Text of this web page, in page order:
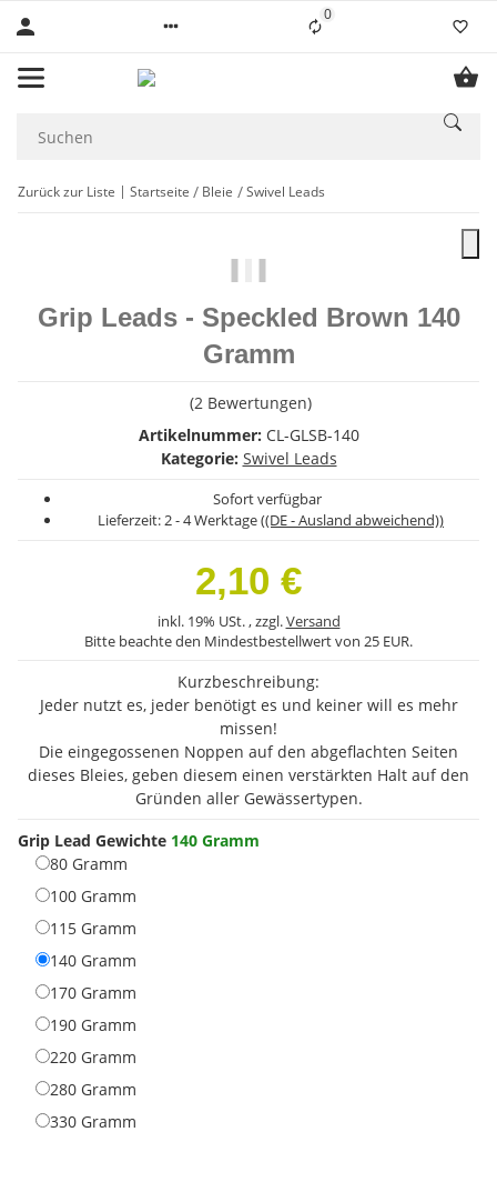
0Liste ist leer
Zurück zur Liste Startseite Bleie Swivel Leads
Grip Leads - Speckled Brown 140
Gramm
(2 Bewertungen)
Artikelnummer: CL-GLSB-140
Kategorie: Swivel Leads
Sofort verfügbar
Lieferzeit:2 - 4 Werktage((DE - Ausland abweichend))
2,10 €
inkl. 19% USt. , zzgl.Versand
Bitte beachte den Mindestbestellwert von 25 EUR.
Kurzbeschreibung:
Jeder nutzt es, jeder benötigt es und keiner will es mehr
missen!
Die eingegossenen Noppen auf den abgeflachten Seiten
dieses Bleies, geben diesem einen verstärkten Halt auf den
Gründen aller Gewässertypen.
Grip Lead Gewichte 140 Gramm
80 Gramm
100 Gramm
115 Gramm
140 Gramm
170 Gramm
190 Gramm
220 Gramm
280 Gramm
330 Gramm